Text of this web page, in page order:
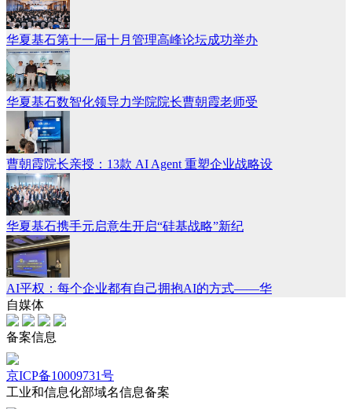
华夏基石第十一届十月管理高峰论坛成功举办
华夏基石数智化领导力学院院长曹朝霞老师受
曹朝霞院长亲授：13款 AI Agent 重塑企业战略设
华夏基石携手元启意生开启“硅基战略”新纪
AI平权：每个企业都有自己拥抱AI的方式——华
自媒体
备案信息
京ICP备10009731号
工业和信息化部域名信息备案